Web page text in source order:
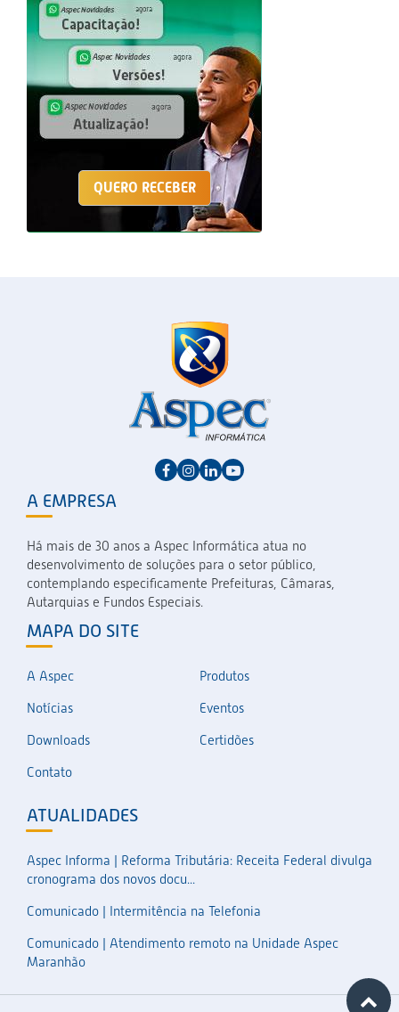
QUERO RECEBER
A EMPRESA
Há mais de 30 anos a Aspec Informática atua no
desenvolvimento de soluções para o setor público,
contemplando especificamente Prefeituras, Câmaras,
Autarquias e Fundos Especiais.
MAPA DO SITE
A Aspec
Produtos
Notícias
Eventos
Downloads
Certidões
Contato
ATUALIDADES
Aspec Informa | Reforma Tributária: Receita Federal divulga
cronograma dos novos docu...
Comunicado | Intermitência na Telefonia
Comunicado | Atendimento remoto na Unidade Aspec
Maranhão